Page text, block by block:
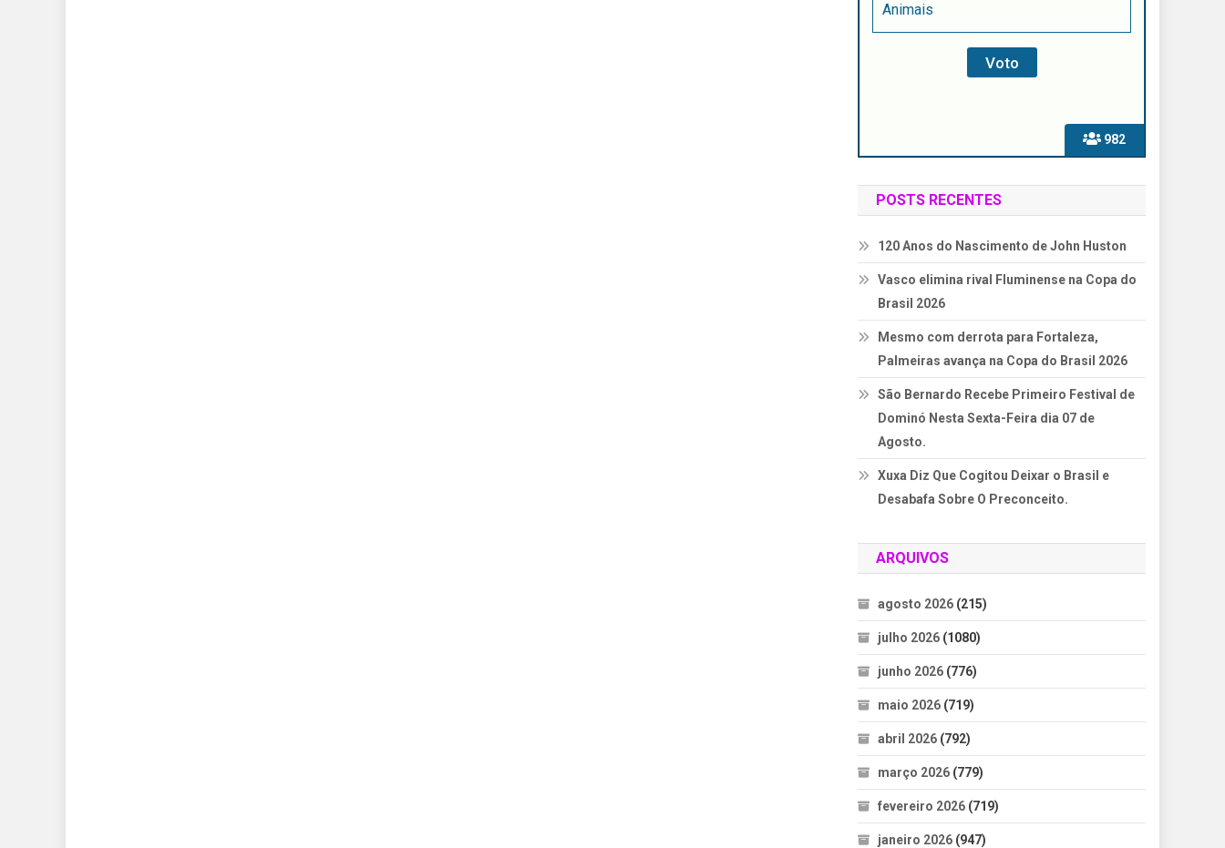
982
Animais
POSTS RECENTES
120 Anos do Nascimento de John Huston
Vasco elimina rival Fluminense na Copa do
Brasil 2026
Mesmo com derrota para Fortaleza,
Palmeiras avança na Copa do Brasil 2026
São Bernardo Recebe Primeiro Festival de
Dominó Nesta Sexta-Feira dia 07 de
Agosto.
Xuxa Diz Que Cogitou Deixar o Brasil e
Desabafa Sobre O Preconceito.
ARQUIVOS
agosto 2026 (215)
julho 2026 (1080)
junho 2026 (776)
maio 2026 (719)
abril 2026 (792)
março 2026 (779)
fevereiro 2026 (719)
janeiro 2026 (947)